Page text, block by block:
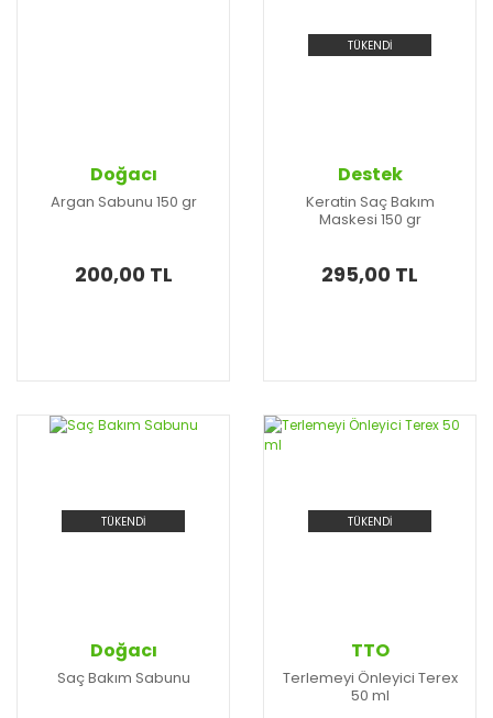
Doğacı
Argan Sabunu 150 gr
200,00 TL
TÜKENDİ
Destek
Keratin Saç Bakım
Maskesi 150 gr
295,00 TL
TÜKENDİ
Doğacı
Saç Bakım Sabunu
TÜKENDİ
TTO
Terlemeyi Önleyici Terex
50 ml